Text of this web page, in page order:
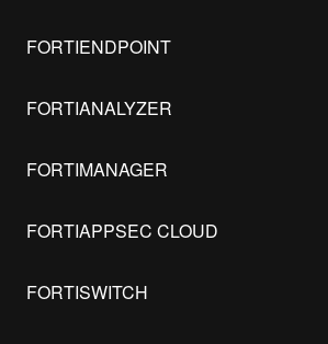
FORTIENDPOINT
FORTIANALYZER
FORTIMANAGER
FORTIAPPSEC CLOUD
FORTISWITCH